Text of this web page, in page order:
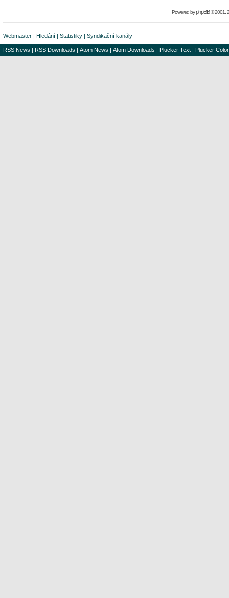
Powered byphpBB© 2001,
Webmaster | Hledání | Statistiky | Syndikační kanály
RSS News | RSS Downloads | Atom News | Atom Downloads | Plucker Text | Plucker Color